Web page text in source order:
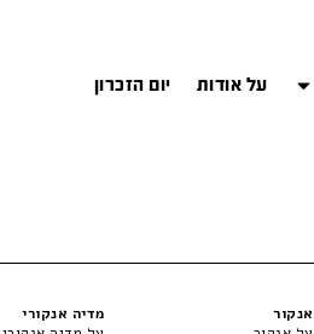
על אודות יום הזכרון
אנקור
מדיה אנקורי